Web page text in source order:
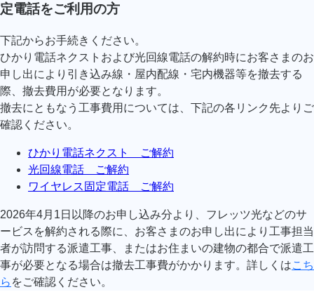
定電話をご利用の方
下記からお手続きください。
ひかり電話ネクストおよび光回線電話の解約時にお客さまのお
申し出により引き込み線・屋内配線・宅内機器等を撤去する
際、撤去費用が必要となります。
撤去にともなう工事費用については、下記の各リンク先よりご
確認ください。
ひかり電話ネクスト ご解約
光回線電話 ご解約
ワイヤレス固定電話 ご解約
2026年4月1日以降のお申し込み分より、フレッツ光などのサ
ービスを解約される際に、お客さまのお申し出により工事担当
者が訪問する派遣工事、またはお住まいの建物の都合で派遣工
事が必要となる場合は撤去工事費がかかります。詳しくはこち
ら をご確認ください。